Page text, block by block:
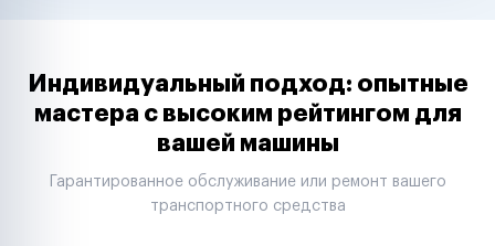
Таксопарки
Автодилеры
Строительные компании
Аренда спецтехники
Индивидуальный подход: опытные
мастера с высоким рейтингом для
вашей машины
Гарантированное обслуживание или ремонт вашего
транспортного средства